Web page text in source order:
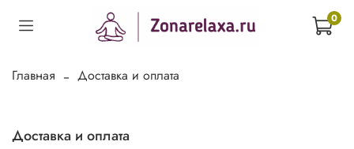
0
Главная Доставка и оплата
Доставка и оплата